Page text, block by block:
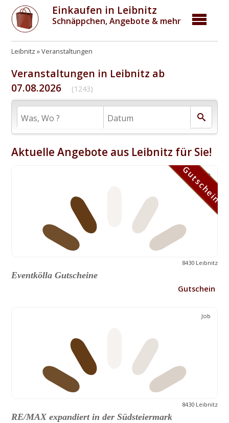
Einkaufen in Leibnitz
Schnäppchen, Angebote & mehr
Leibnitz Veranstaltungen
Veranstaltungen in Leibnitz ab
07.08.2026
(1243)
Aktuelle Angebote aus Leibnitz für Sie!
Gutschein
8430 Leibnitz
Eventkölla Gutscheine
Gutschein
Gutschein
Job
8430 Leibnitz
RE/MAX expandiert in der Südsteiermark